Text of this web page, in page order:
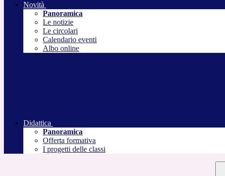
Novità
Panoramica
Le notizie
Le circolari
Calendario eventi
Albo online
Didattica
Panoramica
Offerta formativa
I progetti delle classi